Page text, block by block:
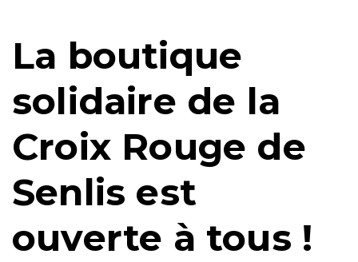
La boutique
solidaire de la
Croix Rouge de
Senlis est
ouverte à tous !